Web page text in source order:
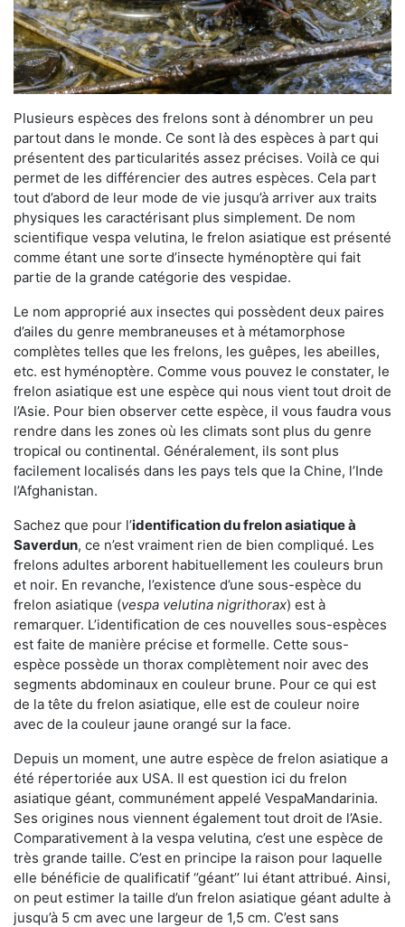
Plusieurs espèces des frelons sont à dénombrer un peu
partout dans le monde. Ce sont là des espèces à part qui
présentent des particularités assez précises. Voilà ce qui
permet de les différencier des autres espèces. Cela part
tout d’abord de leur mode de vie jusqu’à arriver aux traits
physiques les caractérisant plus simplement. De nom
scientifique vespa velutina, le frelon asiatique est présenté
comme étant une sorte d’insecte hyménoptère qui fait
partie de la grande catégorie des vespidae.
Le nom approprié aux insectes qui possèdent deux paires
d’ailes du genre membraneuses et à métamorphose
complètes telles que les frelons, les guêpes, les abeilles,
etc. est hyménoptère. Comme vous pouvez le constater, le
frelon asiatique est une espèce qui nous vient tout droit de
l’Asie. Pour bien observer cette espèce, il vous faudra vous
rendre dans les zones où les climats sont plus du genre
tropical ou continental. Généralement, ils sont plus
facilement localisés dans les pays tels que la Chine, l’Inde
l’Afghanistan.
Sachez que pour l’identification du frelon asiatiqueà
Saverdun, ce n’est vraiment rien de bien compliqué. Les
frelons adultes arborent habituellement les couleurs brun
et noir. En revanche, l’existence d’une sous-espèce du
frelon asiatique (vespa velutina nigrithorax) est à
remarquer. L’identification de ces nouvelles sous-espèces
est faite de manière précise et formelle. Cette sous-
espèce possède un thorax complètement noir avec des
segments abdominaux en couleur brune. Pour ce qui est
de la tête du frelon asiatique, elle est de couleur noire
avec de la couleur jaune orangé sur la face.
Depuis un moment, une autre espèce de frelon asiatique a
été répertoriée aux USA. Il est question ici du frelon
asiatique géant, communément appelé VespaMandarinia.
Ses origines nous viennent également tout droit de l’Asie.
Comparativement à la vespa velutina, c’est une espèce de
très grande taille. C’est en principe la raison pour laquelle
elle bénéficie de qualificatif ‘’géant’’ lui étant attribué. Ainsi,
on peut estimer la taille d’un frelon asiatique géant adulte à
jusqu’à 5 cm avec une largeur de 1,5 cm. C’est sans